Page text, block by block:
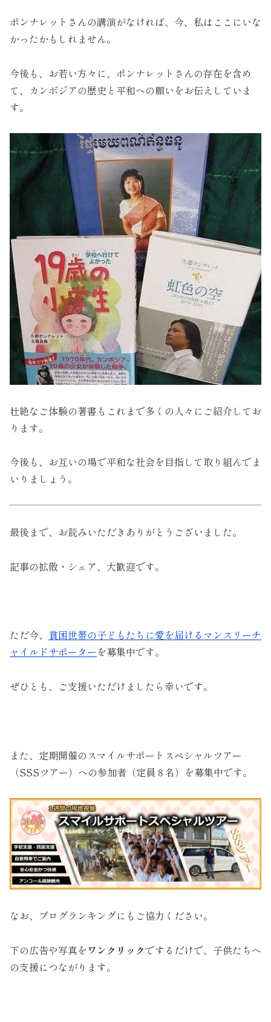
ポンナレットさんの講演がなければ、今、私はここにいな
かったかもしれません。
今後も、お若い方々に、ポンナレットさんの存在を含め
て、カンボジアの歴史と平和への願いをお伝えしていま
す。
壮絶なご体験の著書もこれまで多くの人々にご紹介してお
ります。
今後も、お互いの場で平和な社会を目指して取り組んでま
いりましょう。
最後まで、お読みいただきありがとうございました。
記事の拡散・シェア、大歓迎です。
ただ今、 貧困世帯の子どもたちに愛を届けるマンスリーチ
ャイルドサポーターを募集中です。
ぜひとも、ご支援いただけましたら幸いです。
また、定期開催のスマイルサポートスペシャルツアー
（SSSツアー）への参加者（定員８名）を募集中です。
なお、ブログランキングにもご協力ください。
下の広告や写真をワンクリックでするだけで、子供たちへ
の支援につながります。